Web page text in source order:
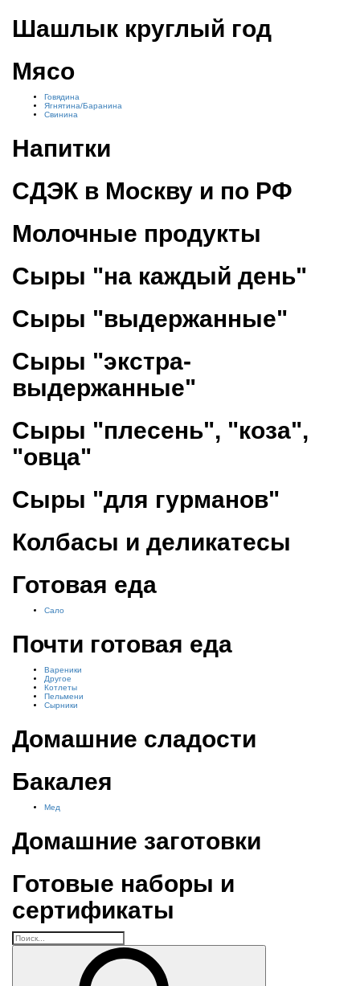
Шашлык круглый год
Мясо
Говядина
Ягнятина/Баранина
Свинина
Напитки
СДЭК в Москву и по РФ
Молочные продукты
Сыры "на каждый день"
Сыры "выдержанные"
Сыры "экстра-
выдержанные"
Сыры "плесень", "коза",
"овца"
Сыры "для гурманов"
Колбасы и деликатесы
Готовая еда
Сало
Почти готовая еда
Вареники
Другое
Котлеты
Пельмени
Сырники
Домашние сладости
Бакалея
Мед
Домашние заготовки
Готовые наборы и
сертификаты